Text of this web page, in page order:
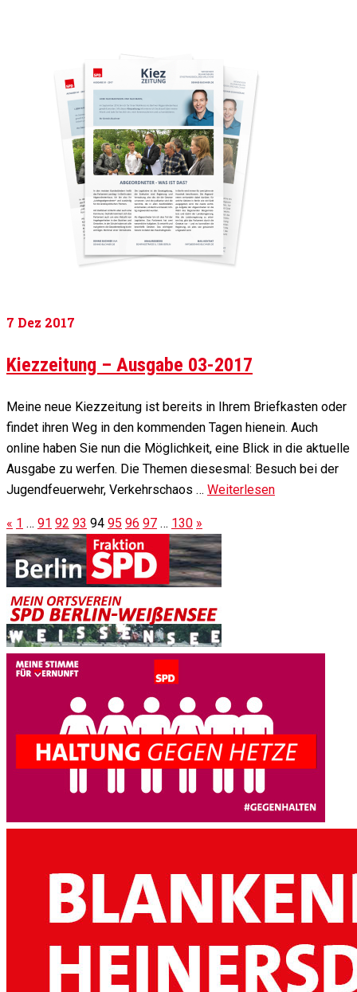
7 Dez 2017
Kiezzeitung – Ausgabe 03-2017
Meine neue Kiezzeitung ist bereits in Ihrem Briefkasten oder
findet ihren Weg in den kommenden Tagen hienein. Auch
online haben Sie nun die Möglichkeit, eine Blick in die aktuelle
Ausgabe zu werfen. Die Themen diesesmal: Besuch bei der
Jugendfeuerwehr, Verkehrschaos … Weiterlesen
« 1 … 91 92 93 94 95 96 97 … 130 »